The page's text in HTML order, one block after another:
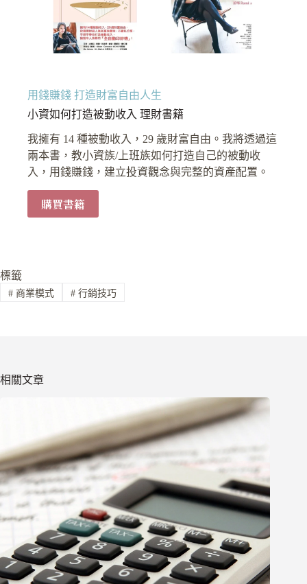
用錢賺錢 打造財富自由人生
小資如何打造被動收入 理財書籍
我擁有 14 種被動收入，29 歲財富自由。我將透過這
兩本書，教小資族/上班族如何打造自己的被動收
入，用錢賺錢，建立投資觀念與完整的資產配置。
購買書籍
標籤
#商業模式 #行銷技巧
相關文章